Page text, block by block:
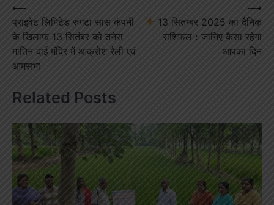
Post
navigation
⟵
प्राइवेट लिमिटेड रुंगटा सांस कंपनी
के खिलाफ 13 सितंबर को तनेरा
मातिन दाई मंदिर में आक्रोश रैली एवं
आमसभा
13 सितम्बर 2025 का दैनिक
राशिफल : जानिए कैसा रहेगा
आपका दिन
⟶
Related Posts